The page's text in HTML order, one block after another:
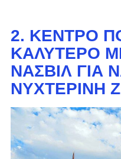
2. ΚΈΝΤΡΟ
ΚΑΛΎΤΕΡΟ
ΝΆΣΒΙΛ ΓΙΑ
ΝΥΧΤΕΡΙΝΉ